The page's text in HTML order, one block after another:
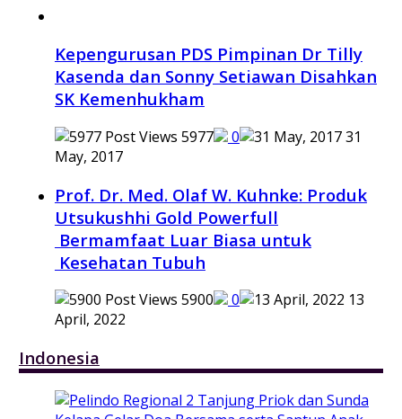
Kepengurusan PDS Pimpinan Dr Tilly
Kasenda dan Sonny Setiawan Disahkan
SK Kemenhukham
5977 0
31
May, 2017
Prof. Dr. Med. Olaf W. Kuhnke: Produk
Utsukushhi Gold Powerfull
Bermamfaat Luar Biasa untuk
Kesehatan Tubuh
5900 0
13
April, 2022
Indonesia